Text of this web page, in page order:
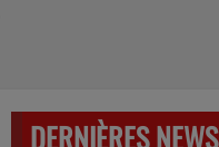
DERNIÈRES NEWS